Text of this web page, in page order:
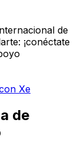
de
¡conéctate
Xe
de